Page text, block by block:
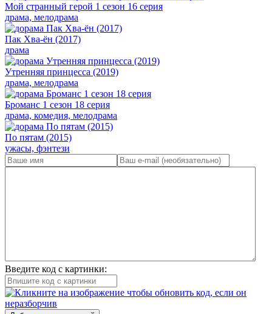
Мой странный герой 1 сезон 16 серия
драма, мелодрама
Пак Хва-ён (2017)
драма
Утренняя принцесса (2019)
драма, мелодрама
Броманс 1 сезон 18 серия
драма, комедия, мелодрама
По пятам (2015)
ужасы, фэнтези
Введите код с картинки: